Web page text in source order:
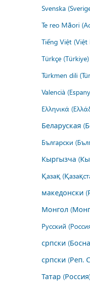
Svenska
Te reo Māori
Tiếng Việt (Việt
Türkçe (Türkiye)
Türkmen dili
Valencià
Ελληνικά
Беларуская
Български
Кыргызча
Қазақ
македонски
Монгол
Русский
српски
српски (Реп.
Татар